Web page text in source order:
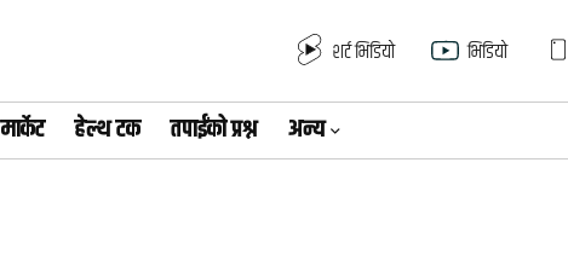
शर्ट भिडियो भिडियो
हेल्थ टक तपाईंको प्रश्न अन्य